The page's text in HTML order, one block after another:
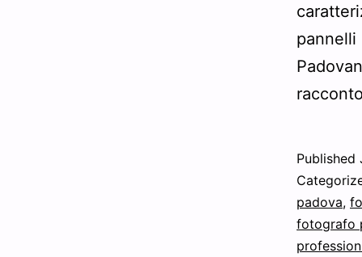
pannelli
Published
padova,
fotografo